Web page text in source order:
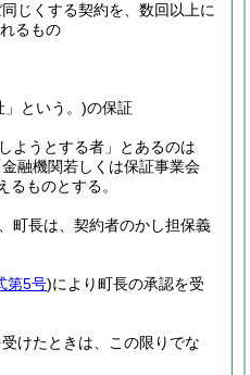
じくする契約を、数回以上に
るもの
」という。)の保証
ようとする者」とあるのは
融機関若しくは保証事業会
ものとする。
町長は、契約者のかし担保義
第5号)により町長の承認を受
けたときは、この限りでな